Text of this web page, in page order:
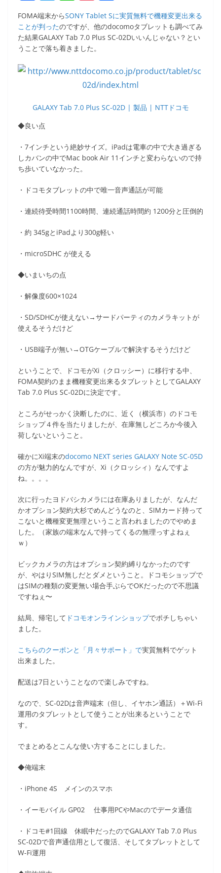
a
c
e
b
o
k
w
itt
er
n
e
o
ck
et
有
FOMA端末からSONY Tablet Sに実質無料で機種変更出来る
ことが判ったのですが、他のdocomoタブレットも調べてみ
た結果GALAXY Tab 7.0 Plus SC-02Dいいんじゃない？とい
うことで落ち着きました。
GALAXY Tab 7.0 Plus SC-02D | 製品 | NTTドコモ
◆良い点
・7インチという絶妙サイズ。iPadは電車の中で大き過ぎる
しカバンの中でMac book Air 11インチと変わらないので持
ち歩いていなかった。
・ドコモタブレットの中で唯一音声通話が可能
・連続待受時間1100時間、連続通話時間約 1200分と圧倒的
・約 345gとiPadより300g軽い
・microSDHC が使える
◆いまいちの点
・解像度600×1024
・SD/SDHCが使えない→サードパーティのカメラキットが
使えるそうだけど
・USB端子が無い→OTGケーブルで解決するそうだけど
ということで、ドコモがXi（クロッシー）に移行する中、
FOMA契約のまま機種変更出来るタブレットとしてGALAXY
Tab 7.0 Plus SC-02Dに決定です。
ところがせっかく決断したのに、近く（横浜市）のドコモ
ショップ４件を当たりましたが、在庫無しどころか今後入
荷しないということ。
確かにXi端末のdocomo NEXT series GALAXY Note SC-05D
の方が魅力的なんですが、Xi（クロッシィ）なんですよ
ね。。。。
次に行ったヨドバシカメラには在庫ありましたが、なんだ
かオプション契約大杉でめんどうなのと、SIMカード持って
こないと機種変更無理ということ言われましたのでやめま
した。（家族の端末なんで持ってくるの無理っすよねぇ
ｗ）
ビックカメラの方はオプション契約縛りなかったのです
が、やはりSIM無しだとダメということ。ドコモショップで
はSIMの種類の変更無い場合手ぶらでOKだったので不思議
ですねぇ〜
結局、帰宅して ドコモオンラインショップでポチしちゃい
ました。
こちらのクーポンと「月々サポート」で実質無料でゲット
出来ました。
配送は7日ということなので楽しみですね。
なので、SC-02Dは音声端末（但し、イヤホン通話）＋Wi-Fi
運用のタブレットとして使うことが出来るということで
す。
でまとめるとこんな使い方することにしました。
◆俺端末
・iPhone 4S メインのスマホ
・イーモバイル GP02 仕事用PCやMacのでデータ通信
・ドコモ#1回線 休眠中だったのでGALAXY Tab 7.0 Plus
SC-02Dで音声通信用として復活、そしてタブレットとして
W-Fi運用